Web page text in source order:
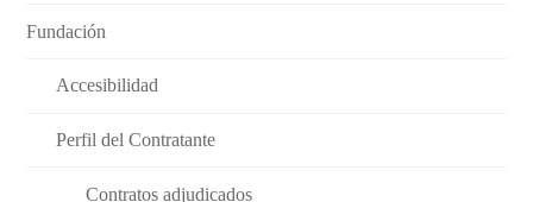
Fundación
Accesibilidad
Perfil del Contratante
Contratos adjudicados